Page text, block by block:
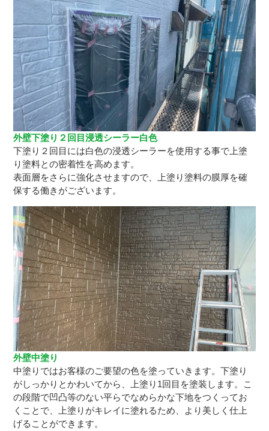
外壁下塗り２回目浸透シーラー白色
下塗り２回目には白色の浸透シーラーを使用する事で上塗
り塗料との密着性を高めます。
表面層をさらに強化させますので、上塗り塗料の膜厚を確
保する働きがございます。
外壁中塗り
中塗りではお客様のご要望の色を塗っていきます。下塗り
がしっかりとかわいてから、上塗り1回目を塗装します。こ
の段階で凹凸等のない平らでなめらかな下地をつくってお
くことで、上塗りがキレイに塗れるため、より美しく仕上
げることができます。